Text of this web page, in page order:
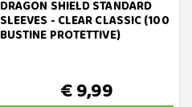
DRAGON SHIELD STANDARD
SLEEVES - CLEAR CLASSIC (100
BUSTINE PROTETTIVE)
€ 9,99